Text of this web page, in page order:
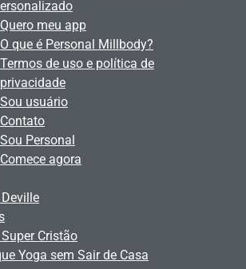
Quero meu app
O que é Personal Millbody?
Termos de uso e política de
privacidade
Sou usuário
Contato
Sou Personal
Comece agora
Cristão
Yoga sem Sair de Casa